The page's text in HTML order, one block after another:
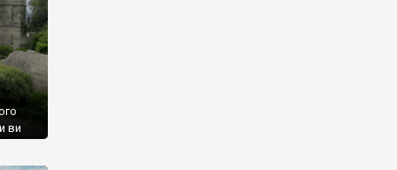
ви